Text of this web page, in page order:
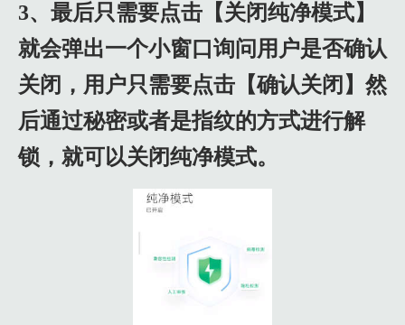
3、最后只需要点击【关闭纯净模式】
就会弹出一个小窗口询问用户是否确认
关闭，用户只需要点击【确认关闭】然
后通过秘密或者是指纹的方式进行解
锁，就可以关闭纯净模式。